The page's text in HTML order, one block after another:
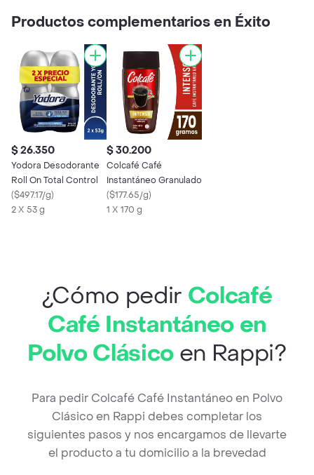
Productos complementarios en Éxito
$ 26.350
Yodora Desodorante
Roll On Total Control
($497.17/g)
2 X 53 g
$ 30.200
Colcafé Café
Instantáneo Granulado
($177.65/g)
1 X 170 g
¿Cómo pedir Colcafé
Café Instantáneo en
Polvo Clásico en Rappi?
Para pedir Colcafé Café Instantáneo en Polvo
Clásico en Rappi debes completar los
siguientes pasos y nos encargamos de llevarte
el producto a tu domicilio a la brevedad